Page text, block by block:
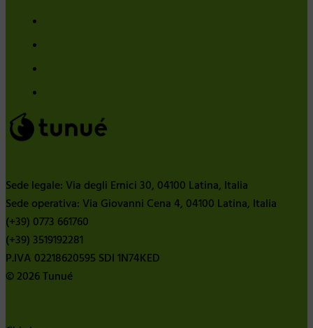
Sede legale: Via degli Ernici 30, 04100 Latina, Italia
Sede operativa: Via Giovanni Cena 4, 04100 Latina, Italia
(+39) 0773 661760
(+39) 3519192281
P.IVA 02218620595 SDI 1N74KED
© 2026 Tunué